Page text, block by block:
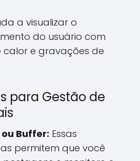
a visualizar o
do usuário com
e gravações de
para Gestão de
Buffer: Essas
permitem que você